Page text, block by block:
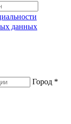
данных
Город *